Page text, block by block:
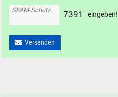
SPAM-Schutz 7391 eingeben!
Versenden